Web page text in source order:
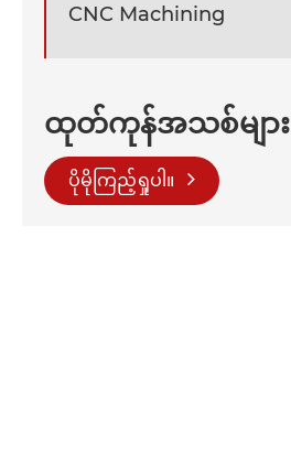
CNC Machining
ထုတ်ကုန်အသစ်များ
ပိုမိုကြည့်ရှုပါ။